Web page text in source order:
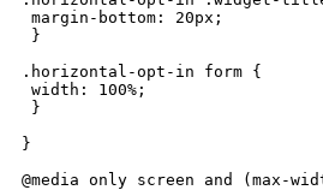
margin-bottom: 20px;
}
.horizontal-opt-in form {
width: 100%;
}
}
@media only screen and (max-